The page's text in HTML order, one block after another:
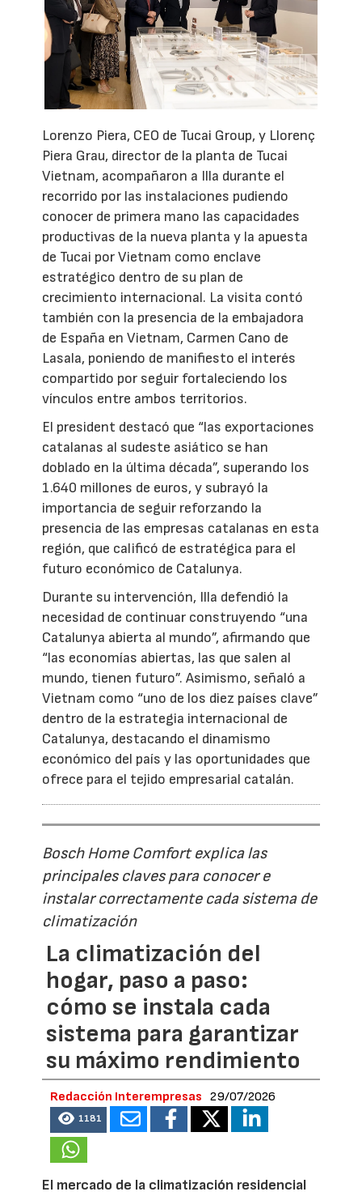
Lorenzo Piera, CEO de Tucai Group, y Llorenç
Piera Grau, director de la planta de Tucai
Vietnam, acompañaron a Illa durante el
recorrido por las instalaciones pudiendo
conocer de primera mano las capacidades
productivas de la nueva planta y la apuesta
de Tucai por Vietnam como enclave
estratégico dentro de su plan de
crecimiento internacional. La visita contó
también con la presencia de la embajadora
de España en Vietnam, Carmen Cano de
Lasala, poniendo de manifiesto el interés
compartido por seguir fortaleciendo los
vínculos entre ambos territorios.
El president destacó que “las exportaciones
catalanas al sudeste asiático se han
doblado en la última década”, superando los
1.640 millones de euros, y subrayó la
importancia de seguir reforzando la
presencia de las empresas catalanas en esta
región, que calificó de estratégica para el
futuro económico de Catalunya.
Durante su intervención, Illa defendió la
necesidad de continuar construyendo “una
Catalunya abierta al mundo”, afirmando que
“las economías abiertas, las que salen al
mundo, tienen futuro”. Asimismo, señaló a
Vietnam como “uno de los diez países clave”
dentro de la estrategia internacional de
Catalunya, destacando el dinamismo
económico del país y las oportunidades que
ofrece para el tejido empresarial catalán.
Bosch Home Comfort explica las
principales claves para conocer e
instalar correctamente cada sistema de
climatización
La climatización del
hogar, paso a paso:
cómo se instala cada
sistema para garantizar
su máximo rendimiento
Redacción Interempresas 29/07/2026
1181
El mercado de la climatización residencial